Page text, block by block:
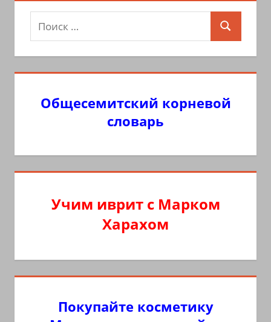
Поиск
для:
Поиск
Общесемитский корневой
словарь
Учим иврит с Марком
Харахом
Покупайте косметику